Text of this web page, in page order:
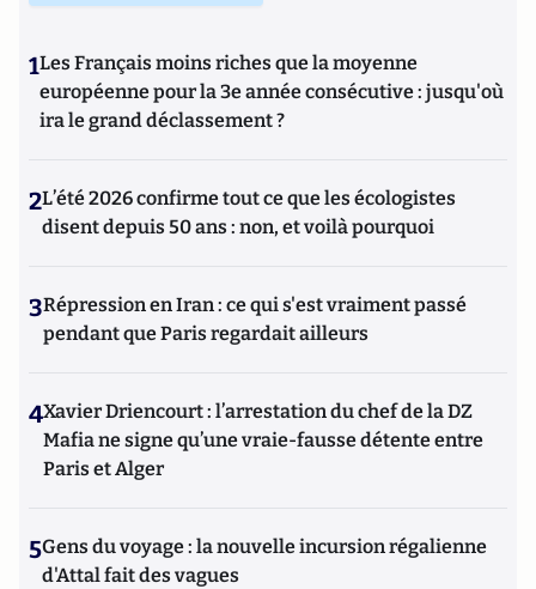
1Les Français moins riches que la moyenne
européenne pour la 3e année consécutive : jusqu'où
ira le grand déclassement ?
2L’été 2026 confirme tout ce que les écologistes
disent depuis 50 ans : non, et voilà pourquoi
3Répression en Iran : ce qui s'est vraiment passé
pendant que Paris regardait ailleurs
4Xavier Driencourt : l’arrestation du chef de la DZ
Mafia ne signe qu’une vraie-fausse détente entre
Paris et Alger
5Gens du voyage : la nouvelle incursion régalienne
d'Attal fait des vagues